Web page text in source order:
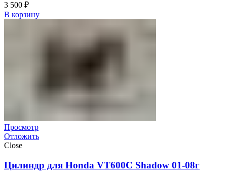
3 500 ₽
В корзину
Просмотр
Отложить
Close
Цилиндр для Honda VT600C Shadow 01-08г